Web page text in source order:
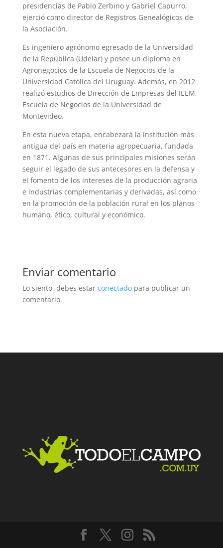
presidencias de Pablo Zerbino y Gabriel Capurro,
ejerció como director de Registros Genealógicos de
la Asociación.
Es ingeniero agrónomo egresado de la Universidad
de la República (Udelar) y posee un diploma en
Agronegocios de la Escuela de Negocios de la
Universidad Católica del Uruguay. Además, en 2012
realizó estudios de Dirección de Empresas del IEEM,
Escuela de Negocios de la Universidad de
Montevideo.
En esta nueva etapa, encabezará la institución más
antigua del país en materia agropecuaria, fundada
en 1871. Algunas de sus principales misiones serán
seguir el legado de sus antecesores en la defensa y
el fomento de los intereses de la producción agraria
e industrias complementarias y derivadas, así como
en la promoción de la población rural en los planos
humano, ético, cultural y económico.
Enviar comentario
Lo siento, debes estar conectadopara publicar un
comentario.
Facebook